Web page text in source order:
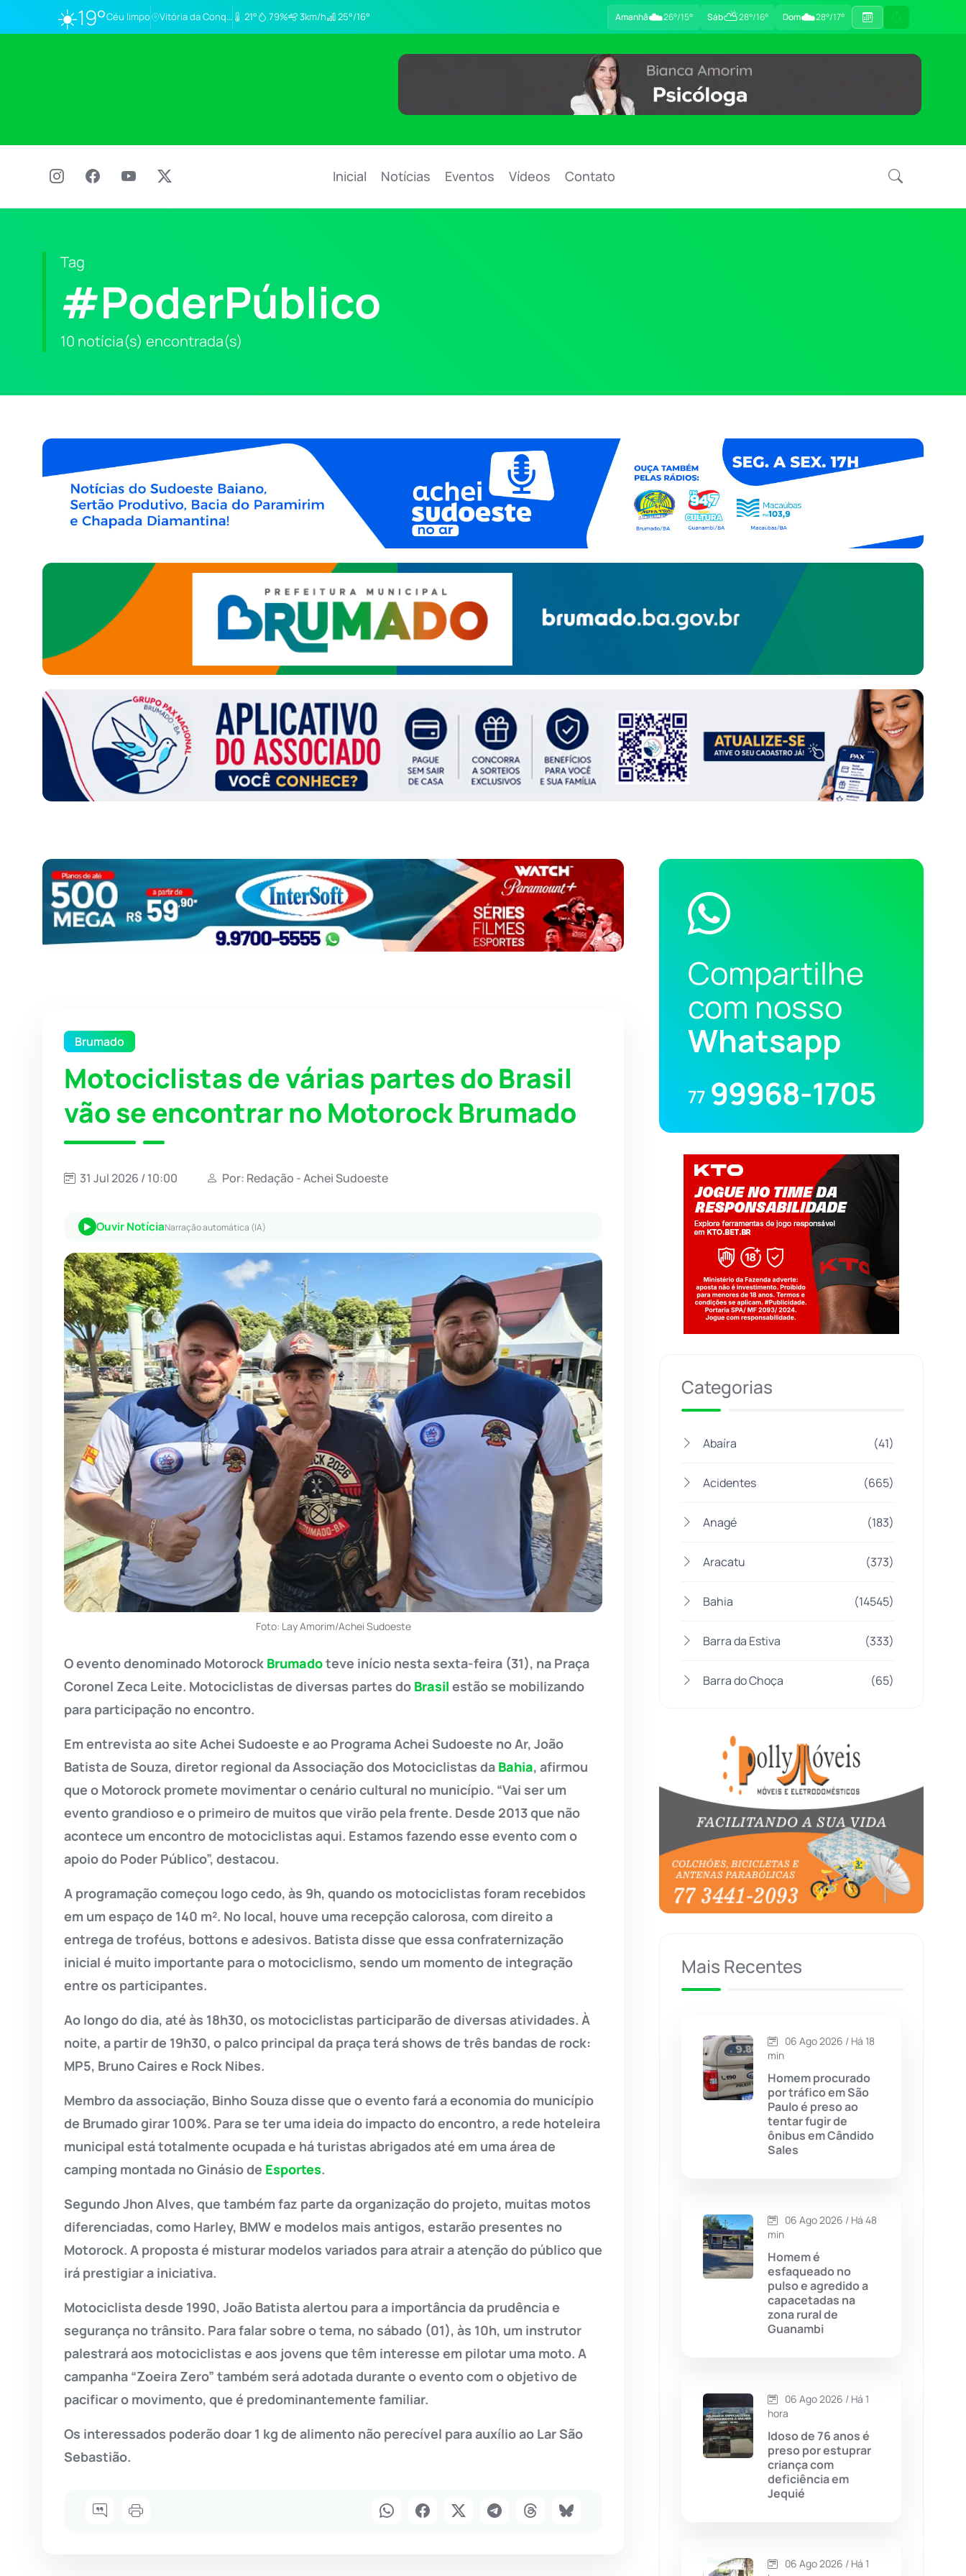
☀️19°Céu limpo Vitória da Conq… 21° 79% 3km/h 25°/16° Amanhã☁️26°/15° Sáb⛅28°/16° Dom☁️28°/17°
Inicial Notícias Eventos Vídeos Contato
Tag
#PoderPúblico
10 notícia(s) encontrada(s)
Brumado
Motociclistas de várias partes do Brasil
vão se encontrar no Motorock Brumado
31 Jul 2026 / 10:00 Por: Redação - Achei Sudoeste
Ouvir NotíciaNarração automática (IA)
Foto: Lay Amorim/Achei Sudoeste
O evento denominado Motorock Brumadoteve início nesta sexta-feira (31), na Praça
Coronel Zeca Leite. Motociclistas de diversas partes do Brasil estão se mobilizando
para participação no encontro.
Em entrevista ao site Achei Sudoeste e ao Programa Achei Sudoeste no Ar, João
Batista de Souza, diretor regional da Associação dos Motociclistas da Bahia, afirmou
que o Motorock promete movimentar o cenário cultural no município. “Vai ser um
evento grandioso e o primeiro de muitos que virão pela frente. Desde 2013 que não
acontece um encontro de motociclistas aqui. Estamos fazendo esse evento com o
apoio do Poder Público”, destacou.
A programação começou logo cedo, às 9h, quando os motociclistas foram recebidos
em um espaço de 140 m². No local, houve uma recepção calorosa, com direito a
entrega de troféus, bottons e adesivos. Batista disse que essa confraternização
inicial é muito importante para o motociclismo, sendo um momento de integração
entre os participantes.
Ao longo do dia, até às 18h30, os motociclistas participarão de diversas atividades. À
noite, a partir de 19h30, o palco principal da praça terá shows de três bandas de rock:
MP5, Bruno Caires e Rock Nibes.
Membro da associação, Binho Souza disse que o evento fará a economia do município
de Brumado girar 100%. Para se ter uma ideia do impacto do encontro, a rede hoteleira
municipal está totalmente ocupada e há turistas abrigados até em uma área de
camping montada no Ginásio de Esportes.
Segundo Jhon Alves, que também faz parte da organização do projeto, muitas motos
diferenciadas, como Harley, BMW e modelos mais antigos, estarão presentes no
Motorock. A proposta é misturar modelos variados para atrair a atenção do público que
irá prestigiar a iniciativa.
Motociclista desde 1990, João Batista alertou para a importância da prudência e
segurança no trânsito. Para falar sobre o tema, no sábado (01), às 10h, um instrutor
palestrará aos motociclistas e aos jovens que têm interesse em pilotar uma moto. A
campanha “Zoeira Zero” também será adotada durante o evento com o objetivo de
pacificar o movimento, que é predominantemente familiar.
Os interessados poderão doar 1 kg de alimento não perecível para auxílio ao Lar São
Sebastião.
Compartilhe
com nosso
Whatsapp
77 99968-1705
Categorias
Abaíra (41)
Acidentes (665)
Anagé (183)
Aracatu (373)
Bahia (14545)
Barra da Estiva (333)
Barra do Choça (65)
Bom Jesus da Lapa
Boquira (152)
Botuporã (72)
Brasil (7679)
Brumado (31955)
Caculé
Caetité (1504)
Candiba (157)
Cândido Sales
Caturama
Chapada Diamantina
Cordeiros
Dom Basílio (391)
Mais Recentes
06 Ago 2026 / Há 18
min
Homem procurado
por tráfico em São
Paulo é preso ao
tentar fugir de
ônibus em Cândido
Sales
06 Ago 2026 / Há 48
min
Homem é
esfaqueado no
pulso e agredido a
capacetadas na
zona rural de
Guanambi
06 Ago 2026 / Há 1
hora
Idoso de 76 anos é
preso por estuprar
criança com
deficiência em
Jequié
06 Ago 2026 / Há 1